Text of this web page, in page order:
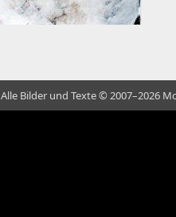
Alle Bilder und Texte © 2007–2026